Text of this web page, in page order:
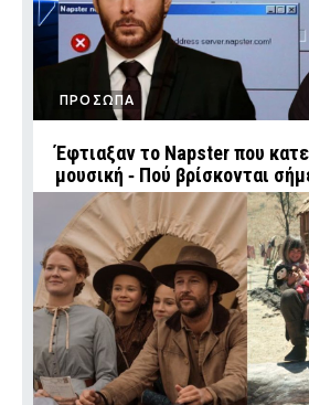
ΠΡΟΣΩΠΑ
Έφτιαξαν το Napster που
μουσική ‑ Πού βρίσκονται